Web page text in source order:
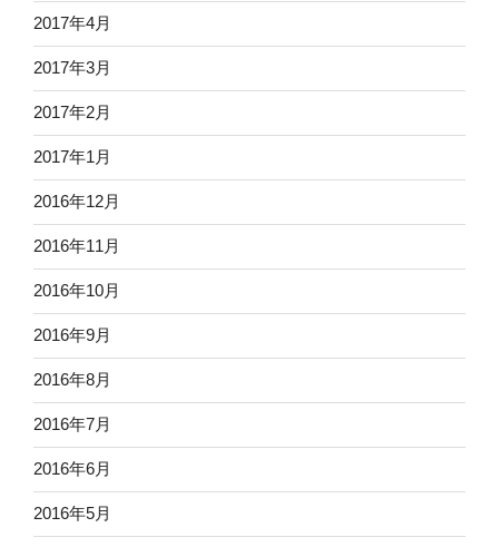
2017年4月
2017年3月
2017年2月
2017年1月
2016年12月
2016年11月
2016年10月
2016年9月
2016年8月
2016年7月
2016年6月
2016年5月